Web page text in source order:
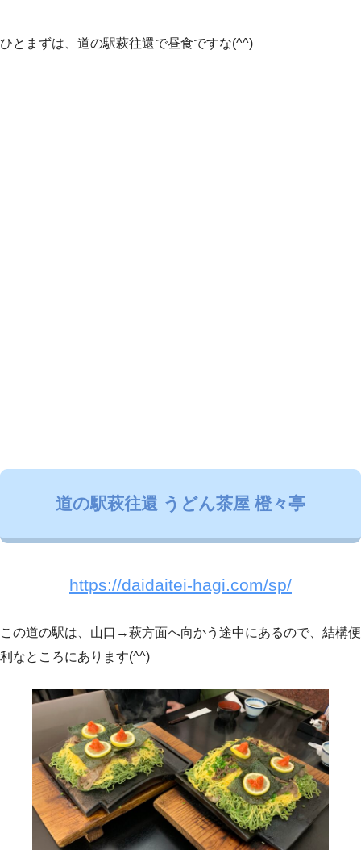
ひとまずは、道の駅萩往還で昼食ですな(^^)
道の駅萩往還 うどん茶屋 橙々亭
https://daidaitei-hagi.com/sp/
この道の駅は、山口→萩方面へ向かう途中にあるので、結構便
利なところにあります(^^)